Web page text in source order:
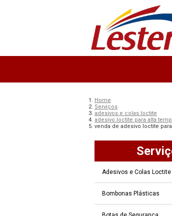
Home
Serviços
adesivos e colas loctite
adesivo loctite para alta
venda de adesivo loctite
Adesivos e Colas Loctite
Bombonas Plásticas